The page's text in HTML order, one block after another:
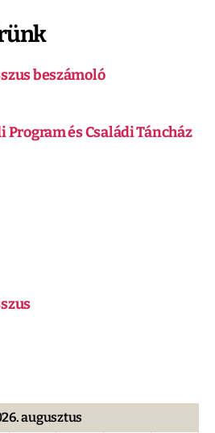
beszámoló
Program és Családi Táncház
augusztus